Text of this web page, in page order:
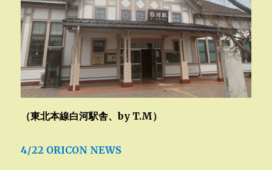
（東北本線白河駅舎、by T.M）
4/22 ORICON NEWS